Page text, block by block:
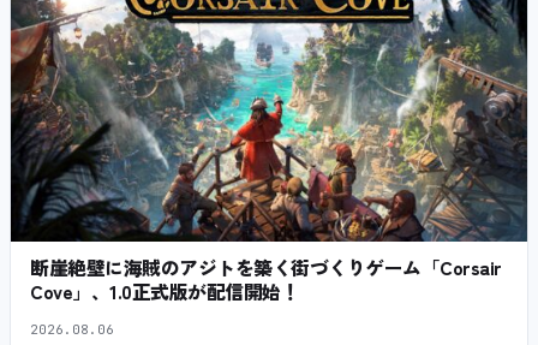
断崖絶壁に海賊のアジトを築く街づくりゲーム「Corsair
Cove」、1.0正式版が配信開始！
2026.08.06